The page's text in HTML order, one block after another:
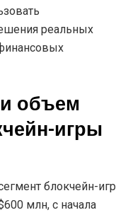
реальных
объем
игры
блокчейн-игр
млн, с начала